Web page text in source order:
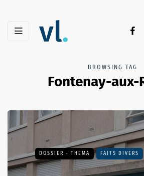
BROWSING TAG
Fontenay-aux-
DOSSIER - THEMA FAITS DIVERS